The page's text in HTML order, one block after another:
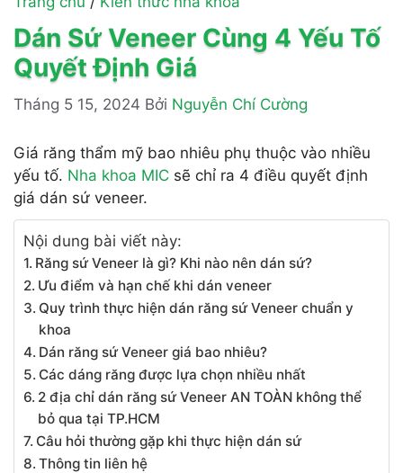
Dán Sứ Veneer Cùng 4 Yếu Tố
Quyết Định Giá
Tháng 5 15, 2024 Bởi Nguyễn Chí Cường
Giá răng thẩm mỹ bao nhiêu phụ thuộc vào nhiều
yếu tố. Nha khoa MIC sẽ chỉ ra 4 điều quyết định
giá dán sứ veneer.
Nội dung bài viết này:
Răng sứ Veneer là gì? Khi nào nên dán sứ?
Ưu điểm và hạn chế khi dán veneer
Quy trình thực hiện dán răng sứ Veneer chuẩn y
khoa
Dán răng sứ Veneer giá bao nhiêu?
Các dáng răng được lựa chọn nhiều nhất
2 địa chỉ dán răng sứ Veneer AN TOÀN không thể
bỏ qua tại TP.HCM
Câu hỏi thường gặp khi thực hiện dán sứ
Thông tin liên hệ